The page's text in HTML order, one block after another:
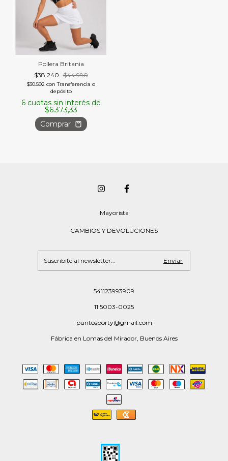
Pollera Britania
$38.240 $44.990
$30.592 con Transferencia o
depósito
6 cuotas sin interés de
$6.373,33
Comprar
Mayorista
CAMBIOS Y DEVOLUCIONES
541123993909
11 5003-0025
puntosporty@gmail.com
Fábrica en Lomas del Mirador, Buenos Aires